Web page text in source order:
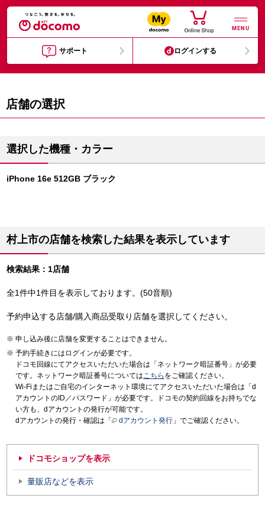
MENU
サポート ログインする
店舗の選択
選択した機種・カラー
iPhone 16e 512GB ブラック
村上市の店舗を検索した結果を表示しています
検索結果：1店舗
全1件中1件目を表示しております。(50音順)
予約申込する店舗/購入商品受取り店舗を選択してください。
申し込み後に店舗を変更することはできません。
予約手続きにはログインが必要です。
ドコモ回線にてアクセスいただいた場合は「ネットワーク暗証番号」が必要
です。ネットワーク暗証番号についてはこちら をご確認ください。
Wi-Fiまたはご自宅のインターネット環境にてアクセスいただいた場合は「d
アカウントのID／パスワード」が必要です。ドコモの契約回線をお持ちでな
い方も、dアカウントの発行が可能です。
dアカウントの発行・確認は「
dアカウント発行 」でご確認ください。
ドコモショップを表示
量販店などを表示